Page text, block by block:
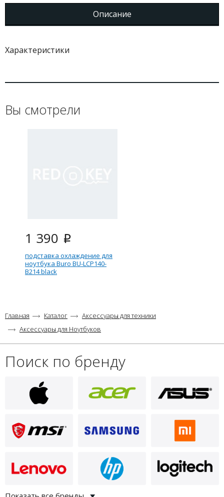
Описание
Характеристики
Вы смотрели
1 390 i
подставка охлаждение для
ноутбука Buro BU-LCP140-
B214 black
Главная Каталог
Аксессуары для техники
Аксессуары для Ноутбуков
Поиск по бренду